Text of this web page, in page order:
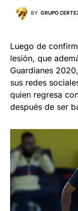
BY GRUPO
Luego de
lesión, que
Guardianes
sus redes
quien regresa
después de ser